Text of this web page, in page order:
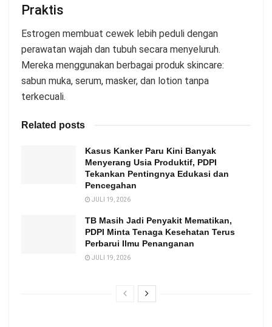
Praktis
Estrogen membuat cewek lebih peduli dengan
perawatan wajah dan tubuh secara menyeluruh.
Mereka menggunakan berbagai produk skincare:
sabun muka, serum, masker, dan lotion tanpa
terkecuali.
Related posts
Kasus Kanker Paru Kini Banyak
Menyerang Usia Produktif, PDPI
Tekankan Pentingnya Edukasi dan
Pencegahan
JULI 19, 2026
TB Masih Jadi Penyakit Mematikan,
PDPI Minta Tenaga Kesehatan Terus
Perbarui Ilmu Penanganan
JULI 19, 2026